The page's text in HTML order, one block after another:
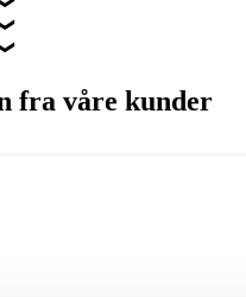
fra våre kunder